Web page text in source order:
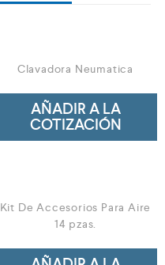
Clavadora Neumatica
AÑADIR A LA
COTIZACIÓN
Kit De Accesorios Para Aire
14 pzas.